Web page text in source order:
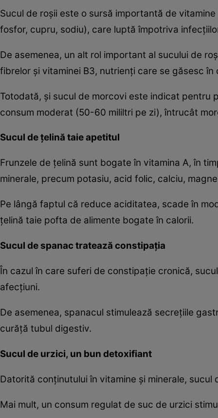
Sucul de roşii este o sursă importantă de vitamine
fosfor, cupru, sodiu), care luptă împotriva
De asemenea, un alt rol important al sucului de
fibrelor şi vitaminei B3, nutrienţi care se găsesc în
Totodată, şi sucul de morcovi este indicat pentru
consum moderat (50-60 mililtri pe zi), întrucât
Sucul de ţelină taie apetitul
Frunzele de ţelină sunt bogate în vitamina A, în
minerale, precum potasiu, acid folic, calciu,
Pe lângă faptul că reduce aciditatea, scade în
ţelină taie pofta de alimente bogate în calorii.
Sucul de spanac tratează constipaţia
În cazul în care suferi de constipaţie cronică,
afecţiuni.
De asemenea, spanacul stimulează secreţiile
curăţă tubul digestiv.
Sucul de urzici, un bun detoxifiant
Datorită conţinutului în vitamine şi minerale,
Mai mult, un consum regulat de suc de urzici